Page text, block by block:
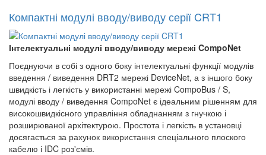
Компактні модулі вводу/виводу серії CRT1
Інтелектуальні модулі вводу/виводу мережі CompoNet
Поєднуючи в собі з одного боку інтелектуальні функції модулів
введення / виведення DRT2 мережі DeviceNet, а з іншого боку
швидкість і легкість у використанні мережі CompoBus / S,
модулі вводу / виведення CompoNet є ідеальним рішенням для
високошвидкісного управління обладнанням з гнучкою і
розширюваної архітектурою. Простота і легкість в установці
досягається за рахунок використання спеціального плоского
кабелю і IDC роз'ємів.